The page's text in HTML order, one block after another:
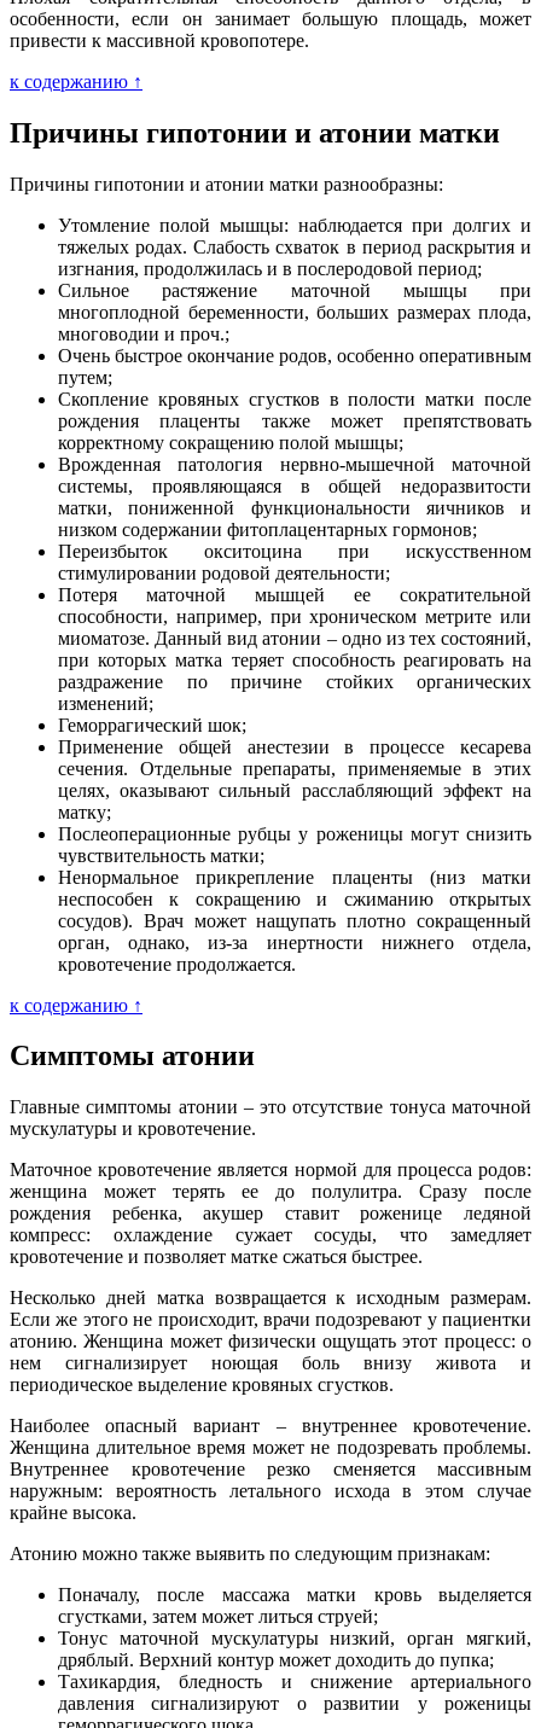
особенности, если он занимает большую площадь, может
привести к массивной кровопотере.
к содержанию ↑
Причины гипотонии и атонии матки
Причины гипотонии и атонии матки разнообразны:
Утомление полой мышцы: наблюдается при долгих и
тяжелых родах. Слабость схваток в период раскрытия и
изгнания, продолжилась и в послеродовой период;
Сильное растяжение маточной мышцы при
многоплодной беременности, больших размерах плода,
многоводии и проч.;
Очень быстрое окончание родов, особенно оперативным
путем;
Скопление кровяных сгустков в полости матки после
рождения плаценты также может препятствовать
корректному сокращению полой мышцы;
Врожденная патология нервно-мышечной маточной
системы, проявляющаяся в общей недоразвитости
матки, пониженной функциональности яичников и
низком содержании фитоплацентарных гормонов;
Переизбыток окситоцина при искусственном
стимулировании родовой деятельности;
Потеря маточной мышцей ее сократительной
способности, например, при хроническом метрите или
миоматозе. Данный вид атонии – одно из тех состояний,
при которых матка теряет способность реагировать на
раздражение по причине стойких органических
изменений;
Геморрагический шок;
Применение общей анестезии в процессе кесарева
сечения. Отдельные препараты, применяемые в этих
целях, оказывают сильный расслабляющий эффект на
матку;
Послеоперационные рубцы у роженицы могут снизить
чувствительность матки;
Ненормальное прикрепление плаценты (низ матки
неспособен к сокращению и сжиманию открытых
сосудов). Врач может нащупать плотно сокращенный
орган, однако, из-за инертности нижнего отдела,
кровотечение продолжается.
к содержанию ↑
Симптомы атонии
Главные симптомы атонии – это отсутствие тонуса маточной
мускулатуры и кровотечение.
Маточное кровотечение является нормой для процесса родов:
женщина может терять ее до полулитра. Сразу после
рождения ребенка, акушер ставит роженице ледяной
компресс: охлаждение сужает сосуды, что замедляет
кровотечение и позволяет матке сжаться быстрее.
Несколько дней матка возвращается к исходным размерам.
Если же этого не происходит, врачи подозревают у пациентки
атонию. Женщина может физически ощущать этот процесс: о
нем сигнализирует ноющая боль внизу живота и
периодическое выделение кровяных сгустков.
Наиболее опасный вариант – внутреннее кровотечение.
Женщина длительное время может не подозревать проблемы.
Внутреннее кровотечение резко сменяется массивным
наружным: вероятность летального исхода в этом случае
крайне высока.
Атонию можно также выявить по следующим признакам:
Поначалу, после массажа матки кровь выделяется
сгустками, затем может литься струей;
Тонус маточной мускулатуры низкий, орган мягкий,
дряблый. Верхний контур может доходить до пупка;
Тахикардия, бледность и снижение артериального
давления сигнализируют о развитии у роженицы